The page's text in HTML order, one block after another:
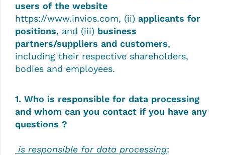
users of the website
https://www.invios.com, (ii) applicants for
positions, and (iii) business
partners/suppliers and customers,
including their respective shareholders,
bodies and employees.
1. Who is responsible for data processing
and whom can you contact if you have any
questions ?
is responsible for data processing: